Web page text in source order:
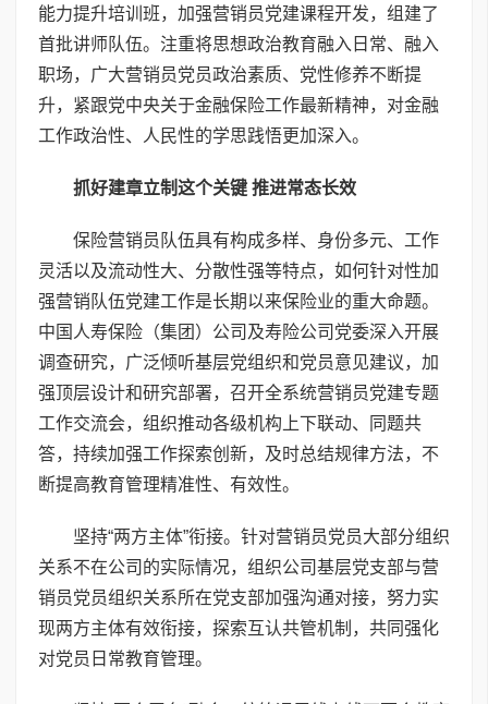
能力提升培训班，加强营销员党建课程开发，组建了
首批讲师队伍。注重将思想政治教育融入日常、融入
职场，广大营销员党员政治素质、党性修养不断提
升，紧跟党中央关于金融保险工作最新精神，对金融
工作政治性、人民性的学思践悟更加深入。
抓好建章立制这个关键 推进常态长效
保险营销员队伍具有构成多样、身份多元、工作
灵活以及流动性大、分散性强等特点，如何针对性加
强营销队伍党建工作是长期以来保险业的重大命题。
中国人寿保险（集团）公司及寿险公司党委深入开展
调查研究，广泛倾听基层党组织和党员意见建议，加
强顶层设计和研究部署，召开全系统营销员党建专题
工作交流会，组织推动各级机构上下联动、同题共
答，持续加强工作探索创新，及时总结规律方法，不
断提高教育管理精准性、有效性。
坚持“两方主体”衔接。针对营销员党员大部分组织
关系不在公司的实际情况，组织公司基层党支部与营
销员党员组织关系所在党支部加强沟通对接，努力实
现两方主体有效衔接，探索互认共管机制，共同强化
对党员日常教育管理。